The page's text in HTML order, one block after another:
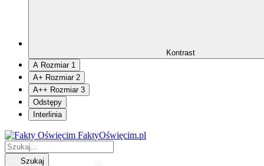
Kontrast
A Rozmiar 1
A+ Rozmiar 2
A++ Rozmiar 3
Odstępy
Interlinia
FaktyOświęcim.pl
Szukaj